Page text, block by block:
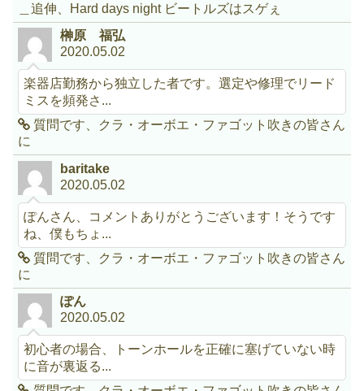
＿追伸、Hard days night ビートルズはスゲぇ
榊原 福弘
2020.05.02
楽器店勤務から独立した者です。選定や修理でリード
ミスを頻発さ...
質問です、クラ・オーボエ・ファゴット吹きの皆さん
に
baritake
2020.05.02
ぽんさん、コメントありがとうございます！そうです
ね、僕もちょ...
質問です、クラ・オーボエ・ファゴット吹きの皆さん
に
ぽん
2020.05.02
初心者の場合、トーンホールを正確に塞げていない時
に音が裏返る...